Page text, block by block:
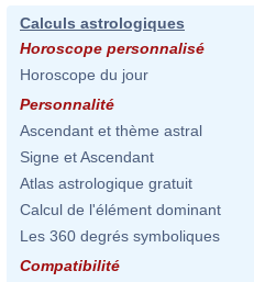
Calculs astrologiques
Horoscope personnalisé
Horoscope du jour
Personnalité
Ascendant et thème astral
Signe et Ascendant
Atlas astrologique gratuit
Calcul de l'élément dominant
Les 360 degrés symboliques
Compatibilité